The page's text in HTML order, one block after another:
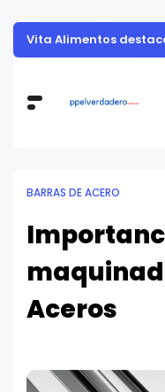
BARRAS DE ACERO
Aceros